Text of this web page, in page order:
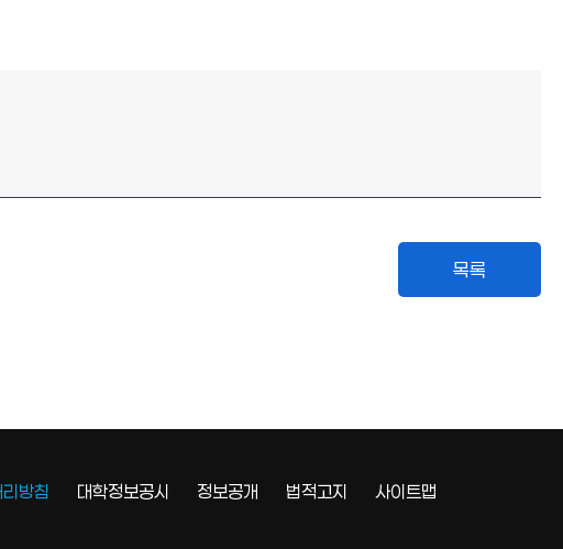
방침 대학정보공시 정보공개 법적고지 사이트맵